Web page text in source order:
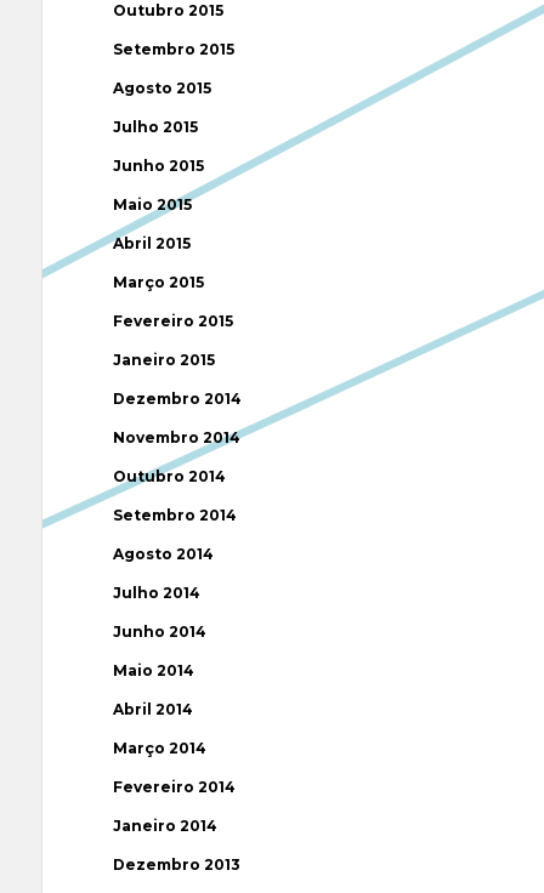
Outubro 2015
Setembro 2015
Agosto 2015
Julho 2015
Junho 2015
Maio 2015
Abril 2015
Março 2015
Fevereiro 2015
Janeiro 2015
Dezembro 2014
Novembro 2014
Outubro 2014
Setembro 2014
Agosto 2014
Julho 2014
Junho 2014
Maio 2014
Abril 2014
Março 2014
Fevereiro 2014
Janeiro 2014
Dezembro 2013